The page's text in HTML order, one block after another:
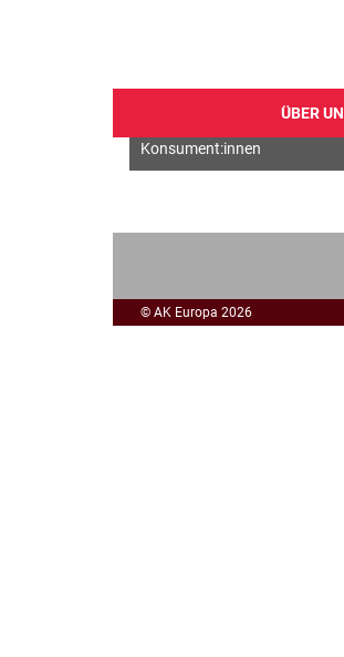
ÜBER
Konsument:innen
© AK Europa 2026